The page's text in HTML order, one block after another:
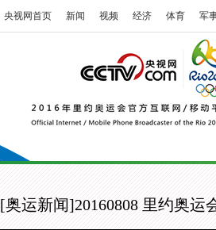
央视网首页 新闻 视频 经济 体育 军
[奥运新闻]20160808 里约奥运